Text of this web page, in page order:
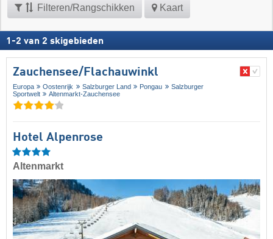
Filteren/Rangschikken Kaart
1 -2 van 2 skigebieden
Zauchensee/​Flachauwinkl
Europa Oostenrijk Salzburger Land Pongau
Salzburger
Sportwelt
Altenmarkt-Zauchensee
Hotel Alpenrose
Altenmarkt